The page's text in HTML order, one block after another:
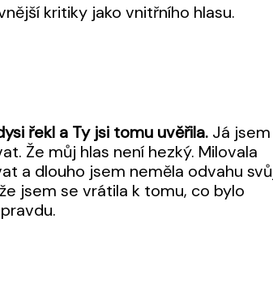
kritiky jako vnitřního hlasu.
řekl a Ty jsi tomu uvěřila. Já jsem
Že můj hlas není hezký. Milovala
a dlouho jsem neměla odvahu
jsem se vrátila k tomu, co bylo